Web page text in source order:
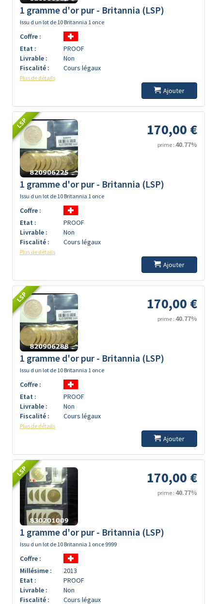
1 gramme d'or pur - Britannia (LSP)
Issu d un lot de 10 Britannia 1 once
Coffre :
Etat :
PROOF
Livrable :
Non
Fiscalité :
Cours légaux
Plus de détails
Ajouter
LSP 170,00 €
prime : 40.77%
1 gramme d'or pur - Britannia (LSP)
Issu d un lot de 10 Britannia 1 once
Coffre :
Etat :
PROOF
Livrable :
Non
Fiscalité :
Cours légaux
Plus de détails
Ajouter
LSP 170,00 €
prime : 40.77%
1 gramme d'or pur - Britannia (LSP)
Issu d un lot de 10 Britannia 1 once
Coffre :
Etat :
PROOF
Livrable :
Non
Fiscalité :
Cours légaux
Plus de détails
Ajouter
LSP 170,00 €
prime : 40.77%
1 gramme d'or pur - Britannia (LSP)
Issu d un lot de 10 Britannia 1 once 9999
Coffre :
Millésime :
2013
Etat :
PROOF
Livrable :
Non
Fiscalité :
Cours légaux